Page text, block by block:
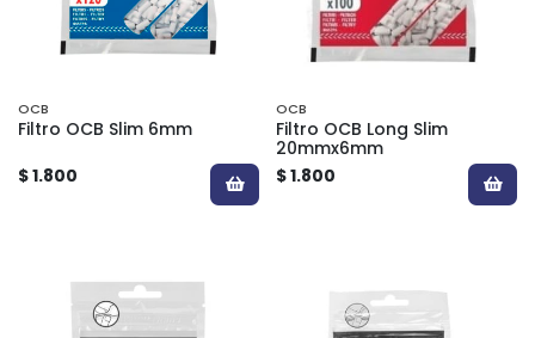
OCB
Filtro OCB Slim 6mm
$ 1.800
OCB
Filtro OCB Long Slim
20mmx6mm
$ 1.800